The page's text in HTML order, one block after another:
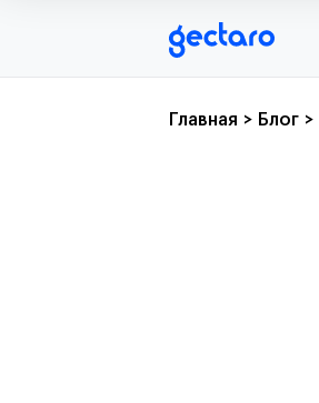
Главная > Блог >